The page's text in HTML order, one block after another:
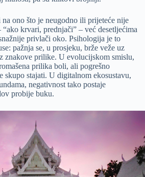
ono što je neugodno ili prijeteće nije
krvari, prednjači” – već desetljećima
privlači oko. Psihologija je to
pažnja se, u prosjeku, brže veže uz
znakove prilike. U evolucijskom smislu,
prilika boli, ali pogrešno
skupo stajati. U digitalnom ekosustavu,
negativnost tako postaje
probije buku.